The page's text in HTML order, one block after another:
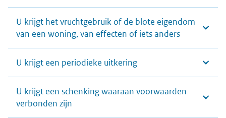
U krijgt het vruchtgebruik of de blote eigendom
van een woning, van effecten of iets anders
U krijgt een periodieke uitkering
U krijgt een schenking waaraan voorwaarden
verbonden zijn